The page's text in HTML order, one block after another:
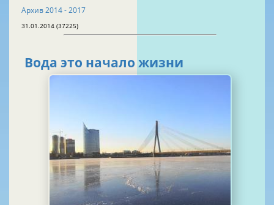
Архив 2014 - 2017
31.01.2014 (37225)
Вода это начало жизни